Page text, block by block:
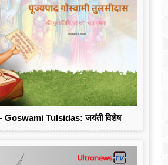
- Goswami Tulsidas: जयंती विशेष